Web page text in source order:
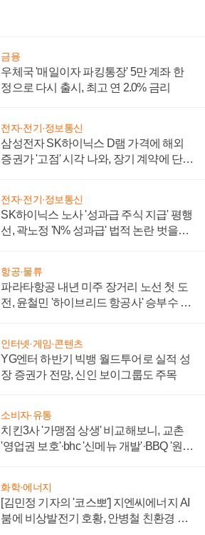
금융
우체국 '매일이자 파킹통장' 5만 계좌 한
정으로 다시 출시, 최고 연 2.0% 금리
전자·전기·정보통신
삼성전자 SK하이닉스 D램 가격에 해외
증권가 '고점' 시각 나와, 장기 계약에 단점
전자·전기·정보통신
SK하이닉스 노사 '성과급 주식 지급' 평행
선, 곽노정 'N% 성과급' 법적 논란 벗을지
항공·물류
파라타항공 내년 미주 장거리 노선 첫 도
전, 윤철민 '하이브리드 항공사' 승부수 통
인터넷·게임·콘텐츠
YG엔터 하반기 빅뱅 월드투어로 실적 성
장 증권가 전망, 신인 보이그룹도 주목
소비자·유통
치킨3사 '가맹점 상생' 비교해보니, 교촌
'영업권 보호'·bhc '신메뉴 개발'·BBQ '원가
화학·에너지
[김민정 기자의 '코스뽀'] 지엔씨에너지 AI
붐에 비상발전기 호황, 안병철 친환경 에